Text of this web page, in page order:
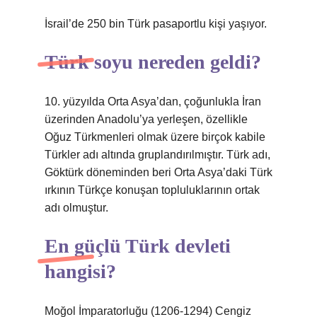
İsrail’de 250 bin Türk pasaportlu kişi yaşıyor.
Türk soyu nereden geldi?
10. yüzyılda Orta Asya’dan, çoğunlukla İran
üzerinden Anadolu’ya yerleşen, özellikle
Oğuz Türkmenleri olmak üzere birçok kabile
Türkler adı altında gruplandırılmıştır. Türk adı,
Göktürk döneminden beri Orta Asya’daki Türk
ırkının Türkçe konuşan topluluklarının ortak
adı olmuştur.
En güçlü Türk devleti
hangisi?
Moğol İmparatorluğu (1206-1294) Cengiz